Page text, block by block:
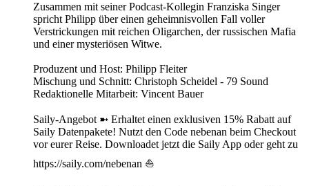
Zusammen mit seiner Podcast-Kollegin Franziska Singer
spricht Philipp über einen geheimnisvollen Fall voller
Verstrickungen mit reichen Oligarchen, der russischen Mafia
und einer mysteriösen Witwe.
Produzent und Host: Philipp Fleiter
Mischung und Schnitt: Christoph Scheidel - 79 Sound
Redaktionelle Mitarbeit: Vincent Bauer
Saily-Angebot ➼ Erhaltet einen exklusiven 15% Rabatt auf
Saily Datenpakete! Nutzt den Code nebenan beim Checkout
vor eurer Reise. Downloadet jetzt die Saily App oder geht zu
https://saily.com/nebenan ⛵